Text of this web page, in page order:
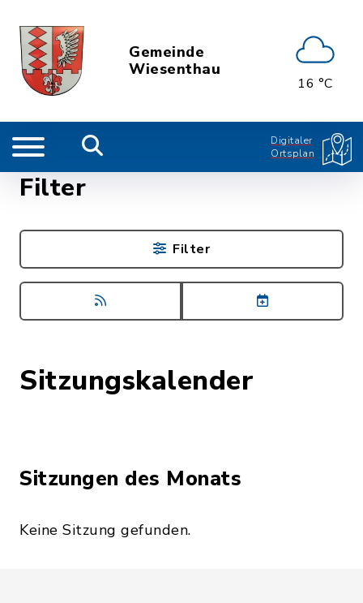
Gemeinde
Wiesenthau
16 °C
Digitaler
Ortsplan
Sitzungskalender
Sitzungen des Monats
Keine Sitzung gefunden.
Filter
Filter